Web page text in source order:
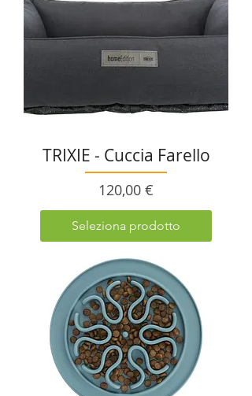
TRIXIE - Cuccia Farello
Prezzo
120,00 €
Seleziona prodotto